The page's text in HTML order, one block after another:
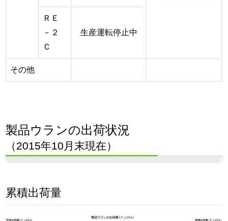
ＲＥ
－２
Ｃ
生産運転停止中
その他
製品ウランの出荷状況
（2015年10月末現在）
累積出荷量